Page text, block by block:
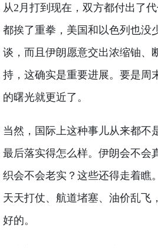
从2月打到现在，双方都付出了
都挨了重拳，美国和以色列也没
谈，而且伊朗愿意交出浓缩铀、
持，这确实是重要进展。要是周
的曙光就更近了。
当然，国际上这种事儿从来都不
最后落实得怎么样。伊朗会不会
织会不会老实？这些还得走着瞧
天天打仗、航道堵塞、油价乱飞
好的。